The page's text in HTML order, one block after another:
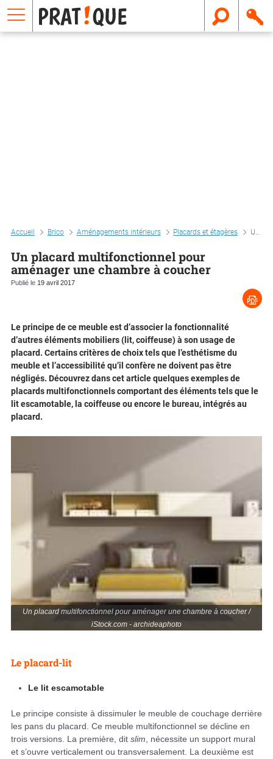
Accueil Brico Aménagements intérieurs Placards et étagères Un placard multifonctionnel pour aménager une chambre à coucher
Un placard multifonctionnel pour
aménager une chambre à coucher
Publié le 19 avril 2017
Un placard multifonctionnel pour aménager une chambre à coucher /
iStock.com - archideaphoto
Le principe de ce meuble est d’associer la fonctionnalité
d’autres éléments mobiliers (lit, coiffeuse) à son usage de
placard. Certains critères de choix tels que l’esthétisme du
meuble et l’accessibilité qu’il confère ne doivent pas être
négligés. Découvrez dans cet article quelques exemples de
placards multifonctionnels comportant des éléments tels que le
lit escamotable, la coiffeuse ou encore le bureau, intégrés au
placard.
Le placard-lit
Le lit escamotable
Le principe consiste à dissimuler le meuble de couchage derrière
les pans du placard. Ce meuble multifonctionnel se décline en
trois versions. La première, dit slim , nécessite un support mural
et s’ouvre verticalement ou transversalement. La deuxième est
E
m
a